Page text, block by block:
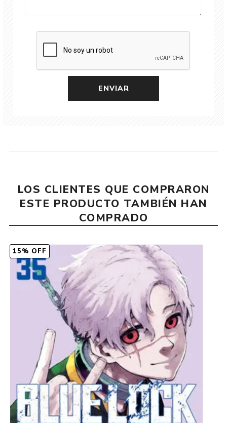
LOS CLIENTES QUE COMPRARON
ESTE PRODUCTO TAMBIÉN HAN
COMPRADO
15% OFF